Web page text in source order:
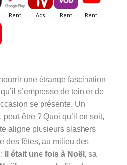
une étrange fascination
s’empresse de teinter de
se présente. Un
peut-être ? Quoi qu’il en soit,
aligne plusieurs slashers
des fêtes, au milieu des
Il était une fois à Noël , sa